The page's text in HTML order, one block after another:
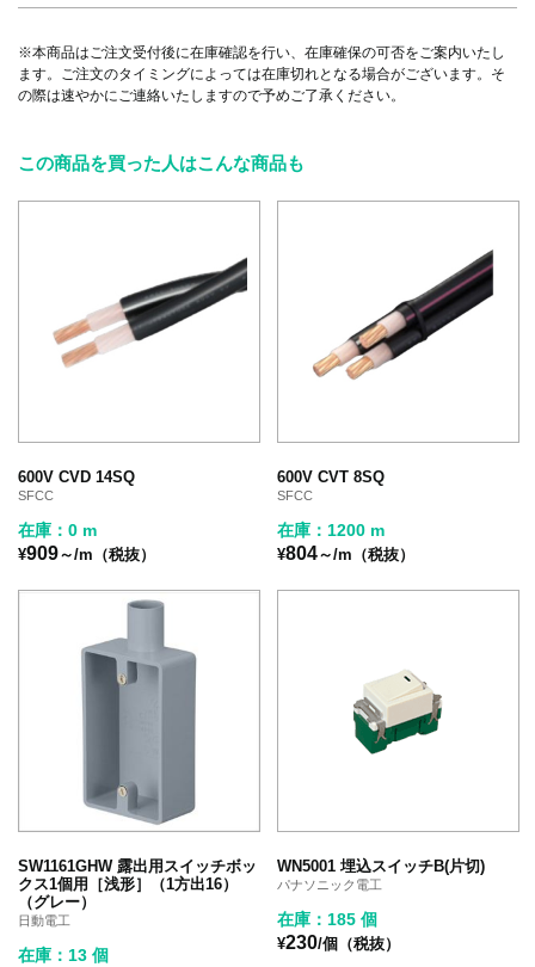
※本商品はご注文受付後に在庫確認を行い、在庫確保の可否をご案内いたし
ます。ご注文のタイミングによっては在庫切れとなる場合がございます。そ
の際は速やかにご連絡いたしますので予めご了承ください。
この商品を買った人はこんな商品も
600V CVD 14SQ
SFCC
在庫：0 m
¥909～/m（税抜）
600V CVT 8SQ
SFCC
在庫：1200 m
¥804～/m（税抜）
SW1161GHW 露出用スイッチボッ
クス1個用［浅形］（1方出16）
（グレー）
日動電工
在庫：13 個
WN5001 埋込スイッチB(片切)
パナソニック電工
在庫：185 個
¥230/個（税抜）